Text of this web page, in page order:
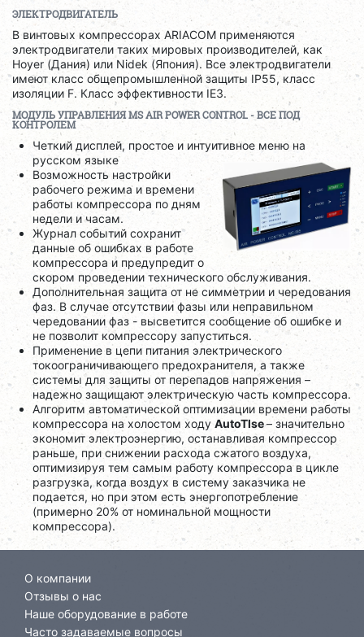
ЭЛЕКТРОДВИГАТЕЛЬ
В винтовых компрессорах ARIACOM применяются
электродвигатели таких мировых производителей, как
Hoyer (Дания) или Nidek (Япония). Все электродвигатели
имеют класс общепромышленной защиты IP55, класс
изоляции F. Класс эффективности IE3.
МОДУЛЬ УПРАВЛЕНИЯMSAIRPOWERCONTROL - ВСЕ ПОД
КОНТРОЛЕМ
Четкий дисплей, простое и интуитивное меню на
русском языке
Возможность настройки
рабочего режима и времени
работы компрессора по дням
недели и часам.
Журнал событий сохранит
данные об ошибках в работе
компрессора и предупредит о
скором проведении технического обслуживания.
Дополнительная защита от не симметрии и чередования
фаз. В случае отсутствии фазы или неправильном
чередовании фаз - высветится сообщение об ошибке и
не позволит компрессору запуститься.
Применение в цепи питания электрического
токоограничивающего предохранителя, а также
системы для защиты от перепадов напряжения –
надежно защищают электрическую часть компрессора.
Алгоритм автоматической оптимизации времени работы
компрессора на холостом ходу AutoTlse– значительно
экономит электроэнергию, останавливая компрессор
раньше, при снижении расхода сжатого воздуха,
оптимизируя тем самым работу компрессора в цикле
разгрузка, когда воздух в систему заказчика не
подается, но при этом есть энергопотребление
(примерно 20% от номинальной мощности
компрессора).
О компании
Отзывы о нас
Наше оборудование в работе
Часто задаваемые вопросы